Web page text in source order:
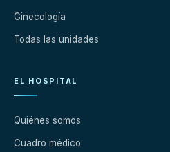
Ginecología
Todas las unidades
EL HOSPITAL
Quiénes somos
Cuadro médico